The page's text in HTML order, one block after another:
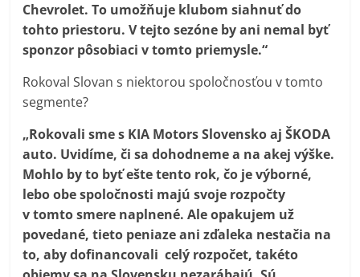
Chevrolet. To umožňuje klubom siahnuť do
tohto priestoru. V tejto sezóne by ani nemal byť
sponzor pôsobiaci v tomto priemysle.“
Rokoval Slovan s niektorou spoločnosťou v tomto
segmente?
„Rokovali sme s KIA Motors Slovensko aj ŠKODA
auto. Uvidíme, či sa dohodneme a na akej výške.
Mohlo by to byť ešte tento rok, čo je výborné,
lebo obe spoločnosti majú svoje rozpočty
v tomto smere naplnené. Ale opakujem už
povedané, tieto peniaze ani zďaleka nestačia na
to, aby dofinancovali celý rozpočet, takéto